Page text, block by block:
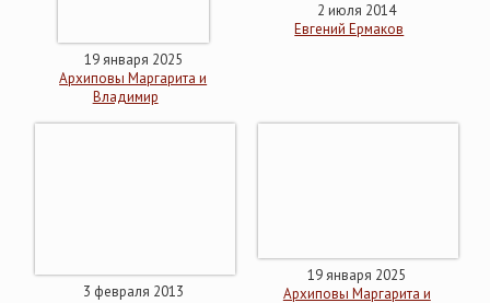
19 января 2025
Архиповы Маргарита и
Владимир
2 июля 2014
Евгений Ермаков
3 февраля 2013
19 января 2025
Архиповы Маргарита и